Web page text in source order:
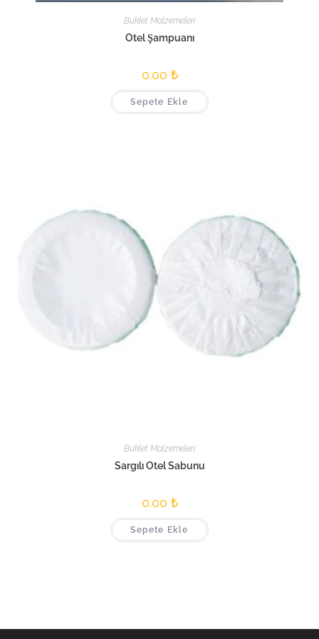
Buklet Malzemeleri
Otel Şampuanı
0.00 ₺
Sepete Ekle
Buklet Malzemeleri
Sargılı Otel Sabunu
0.00 ₺
Sepete Ekle